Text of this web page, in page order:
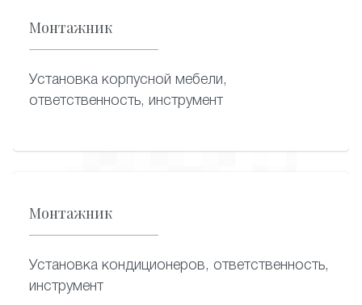
Монтажник
Установка корпусной мебели,
ответственность, инструмент
Монтажник
Установка кондиционеров, ответственность,
инструмент